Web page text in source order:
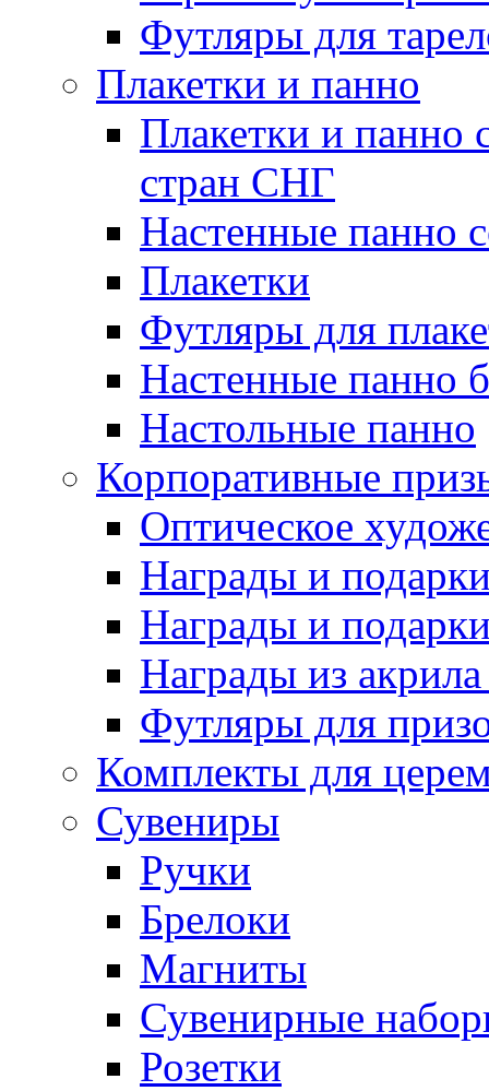
Футляры для
Плакетки и панно
Плакетки и панно
стран СНГ
Настенные панно
Плакетки
Футляры для
Настенные панно
Настольные панно
Корпоративные
Оптическое
Награды и
Награды и
Награды из акрила
Футляры для
Комплекты для
Сувениры
Ручки
Брелоки
Магниты
Сувенирные
Розетки